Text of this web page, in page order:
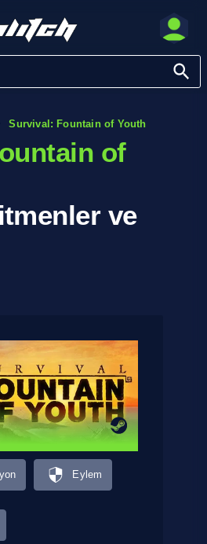
Survival: Fountain of Youth
of
ve
Eylem